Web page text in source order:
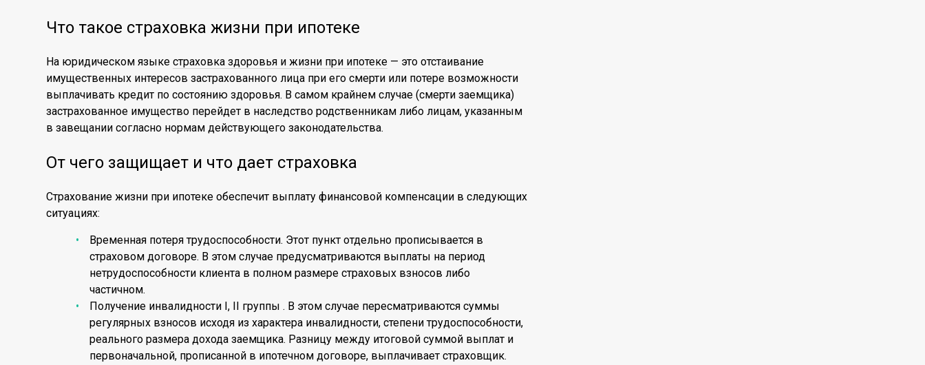
Что такое страховка жизни при ипотеке
На юридическом языке страховка здоровья и жизни при ипотеке — это отстаивание
имущественных интересов застрахованного лица при его смерти или потере возможности
выплачивать кредит по состоянию здоровья. В самом крайнем случае (смерти заемщика)
застрахованное имущество перейдет в наследство родственникам либо лицам, указанным
в завещании согласно нормам действующего законодательства.
От чего защищает и что дает страховка
Страхование жизни при ипотеке обеспечит выплату финансовой компенсации в следующих
ситуациях:
Временная потеря трудоспособности. Этот пункт отдельно прописывается в
страховом договоре. В этом случае предусматриваются выплаты на период
нетрудоспособности клиента в полном размере страховых взносов либо
частичном.
Получение инвалидности I, II группы . В этом случае пересматриваются суммы
регулярных взносов исходя из характера инвалидности, степени трудоспособности,
реального размера дохода заемщика. Разницу между итоговой суммой выплат и
первоначальной, прописанной в ипотечном договоре, выплачивает страховщик.